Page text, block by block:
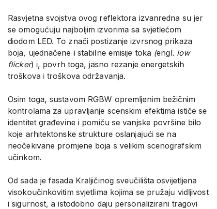
Rasvjetna svojstva ovog reflektora izvanredna su jer
se omogućuju najboljim izvorima sa svjetlećom
diodom LED. To znači postizanje izvrsnog prikaza
boja, ujednačene i stabilne emisije toka (engl. low
flicker) i, povrh toga, jasno rezanje energetskih
troškova i troškova održavanja.
Osim toga, sustavom RGBW opremljenim bežičnim
kontrolama za upravljanje scenskim efektima ističe se
identitet građevine i pomiču se vanjske površine bilo
koje arhitektonske strukture oslanjajući se na
neočekivane promjene boja s velikim scenografskim
učinkom.
Od sada je fasada Kraljičinog sveučilišta osvijetljena
visokoučinkovitim svjetlima kojima se pružaju vidljivost
i sigurnost, a istodobno daju personalizirani tragovi